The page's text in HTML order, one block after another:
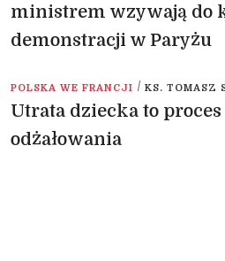
ministrem wzywają do
demonstracji w Paryżu
POLSKA WE FRANCJI / KS. TOMASZ
Utrata dziecka to proces
odżałowania